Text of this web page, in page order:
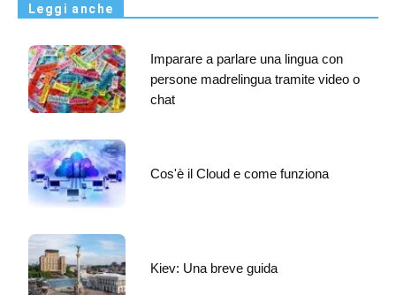
Leggi anche
Imparare a parlare una lingua con
persone madrelingua tramite video o
chat
Cos'è il Cloud e come funziona
Kiev: Una breve guida